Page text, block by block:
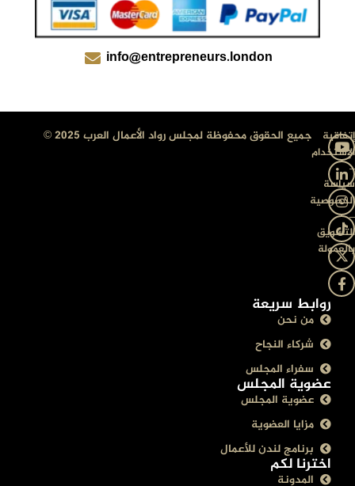
info@entrepreneurs.london
اخترنا لكم
المدونة
عضوية المجلس
عضوية المجلس
مزايا العضوية
برنامج لندن للأعمال
روابط سريعة
من نحن
شركاء النجاح
سفراء المجلس
جميع الحقوق محفوظة لمجلس رواد الأعمال العرب 2025 ©
إتفاقية
الإستخدام
–
سياسة
الخصوصية
–
التسويق
بالعمولة